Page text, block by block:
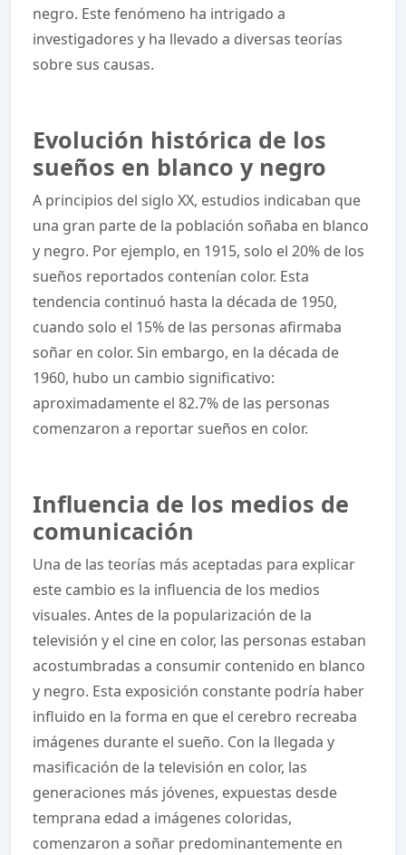
negro. Este fenómeno ha intrigado a
investigadores y ha llevado a diversas teorías
sobre sus causas.
Evolución histórica de los
sueños en blanco y negro
A principios del siglo XX, estudios indicaban que
una gran parte de la población soñaba en blanco
y negro. Por ejemplo, en 1915, solo el 20% de los
sueños reportados contenían color. Esta
tendencia continuó hasta la década de 1950,
cuando solo el 15% de las personas afirmaba
soñar en color. Sin embargo, en la década de
1960, hubo un cambio significativo:
aproximadamente el 82.7% de las personas
comenzaron a reportar sueños en color.
Influencia de los medios de
comunicación
Una de las teorías más aceptadas para explicar
este cambio es la influencia de los medios
visuales. Antes de la popularización de la
televisión y el cine en color, las personas estaban
acostumbradas a consumir contenido en blanco
y negro. Esta exposición constante podría haber
influido en la forma en que el cerebro recreaba
imágenes durante el sueño. Con la llegada y
masificación de la televisión en color, las
generaciones más jóvenes, expuestas desde
temprana edad a imágenes coloridas,
comenzaron a soñar predominantemente en